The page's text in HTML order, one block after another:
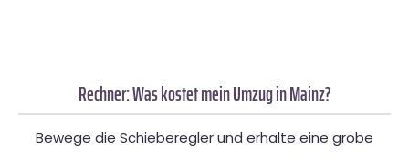
Rechner: Was kostet mein Umzug in Mainz?
Bewege die Schieberegler und erhalte eine grobe